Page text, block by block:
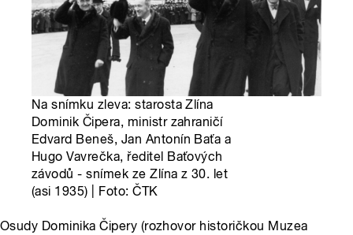
Na snímku zleva: starosta Zlína
Dominik Čipera, ministr zahraničí
Edvard Beneš, Jan Antonín Baťa a
Hugo Vavrečka, ředitel Baťových
závodů - snímek ze Zlína z 30. let
(asi 1935) | Foto: ČTK
Osudy Dominika Čipery (rozhovor historičkou Muzea